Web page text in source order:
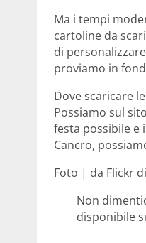
Ma i tempi
cartoline da
di
proviamo in
Dove scaricare le
Possiamo sul
festa possibile e
Cancro,
Foto | da Flickr di
Non
disponibile